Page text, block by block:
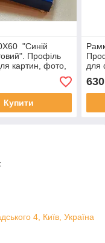
"Синій
Профіль
картин, фото,
Купити
для
630
4, Київ, Україна